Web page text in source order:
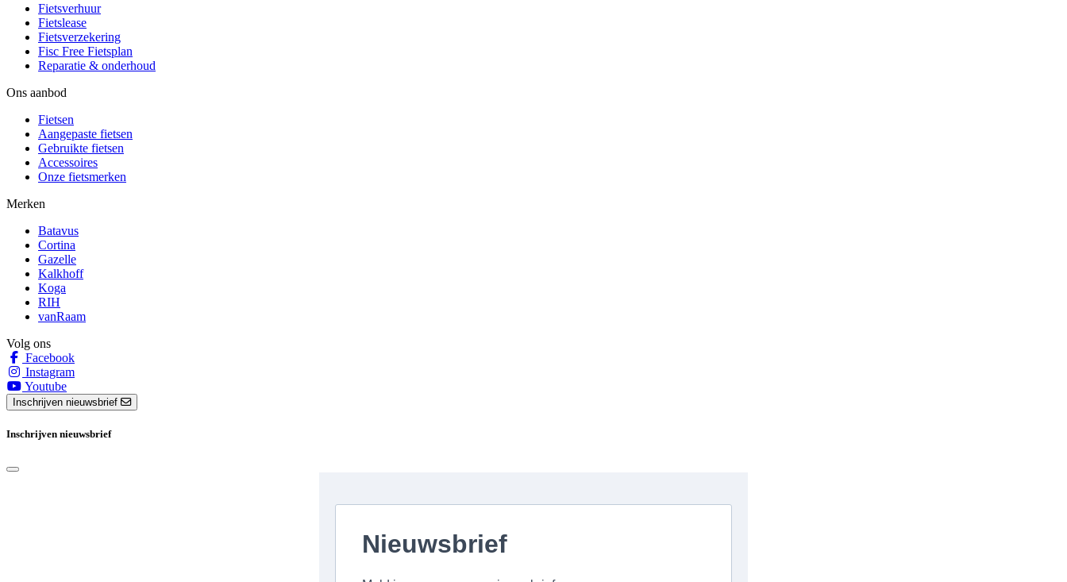
Fietsverhuur
Fietslease
Fietsverzekering
Fisc Free Fietsplan
Reparatie & onderhoud
Ons aanbod
Fietsen
Aangepaste fietsen
Gebruikte fietsen
Accessoires
Onze fietsmerken
Merken
Batavus
Cortina
Gazelle
Kalkhoff
Koga
RIH
vanRaam
Volg ons
Facebook
Instagram
Youtube
Inschrijven nieuwsbrief
Inschrijven nieuwsbrief